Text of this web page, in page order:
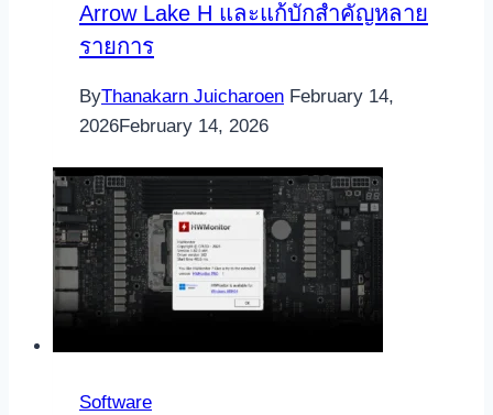
Arrow Lake H และแก้บักสำคัญหลาย
รายการ
ByThanakarn Juicharoen February 14,
2026February 14, 2026
Software